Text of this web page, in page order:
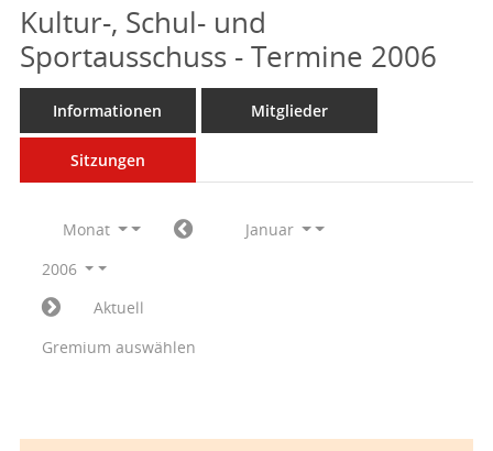
Kultur-, Schul- und
Sportausschuss - Termine 2006
Informationen Mitglieder
Sitzungen
Monat
Januar
2006
Aktuell
Gremium auswählen